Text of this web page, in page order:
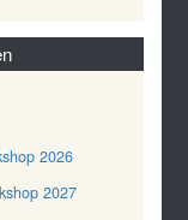
2026
2027